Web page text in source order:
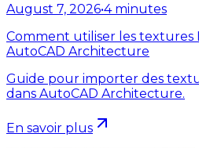
August 7, 2026•4 minutes
Comment utiliser les textures
AutoCAD Architecture
Guide pour importer des
dans AutoCAD Architecture.
En savoir plus